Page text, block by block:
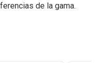
de la gama.